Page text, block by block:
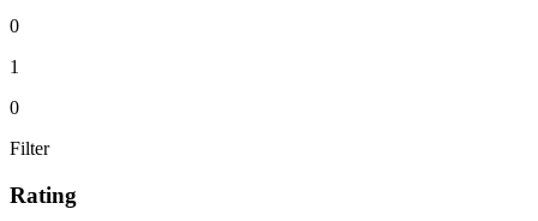
0
1
0
Filter
Rating